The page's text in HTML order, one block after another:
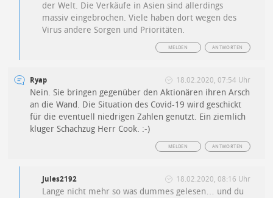
der Welt. Die Verkäufe in Asien sind allerdings
massiv eingebrochen. Viele haben dort wegen des
Virus andere Sorgen und Prioritäten.
ANTWORTEN
MELDEN
Ryap 18.02.2020, 07:54 Uhr
Nein. Sie bringen gegenüber den Aktionären ihren Arsch
an die Wand. Die Situation des Covid-19 wird geschickt
für die eventuell niedrigen Zahlen genutzt. Ein ziemlich
kluger Schachzug Herr Cook. :-)
ANTWORTEN
MELDEN
Jules2192 18.02.2020, 08:16 Uhr
Lange nicht mehr so was dummes gelesen… und du